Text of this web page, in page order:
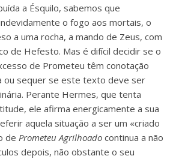
a Ésquilo, sabemos que
o fogo aos mortais, o
a uma rocha, a mando de Zeus, com
de Hefesto. Mas é difícil decidir se o
de Prometeu têm conotação
ou sequer se este texto deve ser
Perante Hermes, que tenta
ele afirma energicamente a sua
aquela situação a ser um «criado
de Prometeu Agrilhoado continua a não
depois, não obstante o seu